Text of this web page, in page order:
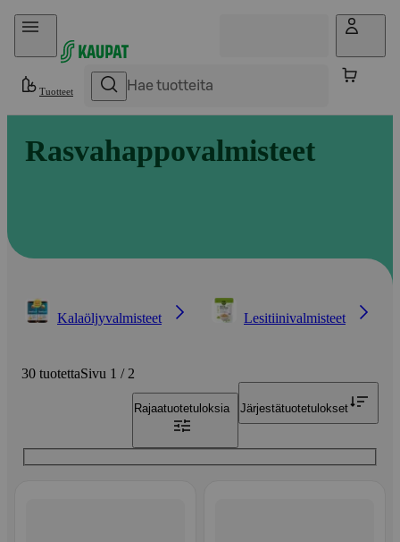
Hyppää sisältöön
Tuotteet
Rasvahappovalmisteet
Kalaöljyvalmisteet Lesitiinivalmisteet
30 tuotettaSivu 1 / 2
Rajaatuotetuloksia Järjestätuotetulokset